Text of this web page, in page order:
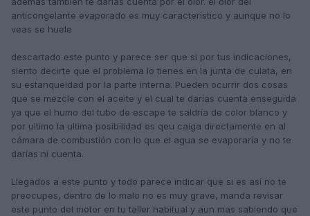
anticongelante evaporado es muy característico y aunque no lo
veas se huele
descartado este punto y parece ser que si por tus indicaciones,
siento decirte que el problema lo tienes en la junta de culata, en
su estanqueidad por la parte interna. Pueden ocurrir dos cosas
que se mezcle con el aceite y el cual te darías cuenta enseguida
ya que el humo del tubo de escape te saldría de color blanco y
por ultimo la ultima posibilidad es qeu caiga directamente en al
cámara de combustión con lo que el agua se evaporaría y no te
darías ni cuenta.
Llegados a este punto y todo parece indicar que si es así no te
preocupes, dentro de lo malo no es muy grave, manda revisar
este punto del motor en tu taller habitual y aun mas sabiendo que